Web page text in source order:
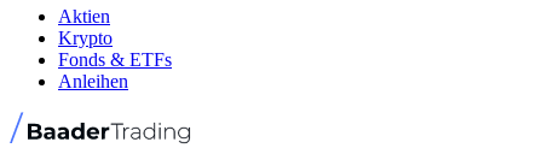
Aktien
Krypto
Fonds & ETFs
Anleihen